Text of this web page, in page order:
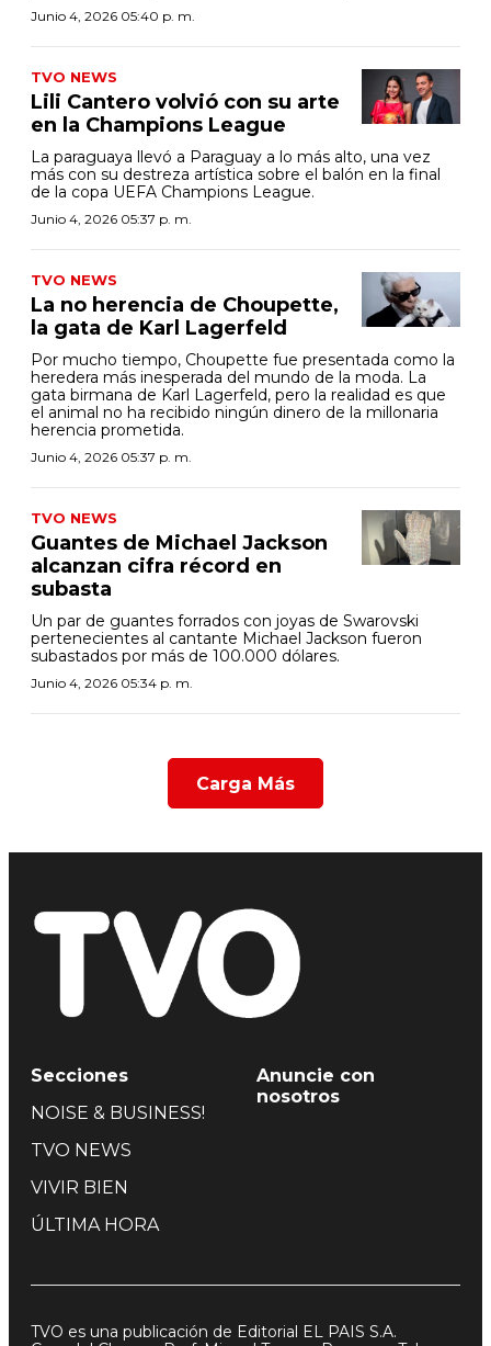
Junio 4, 2026 05:40 p. m.
TVO NEWS
Lili Cantero volvió con su arte
en la Champions League
La paraguaya llevó a Paraguay a lo más alto, una vez
más con su destreza artística sobre el balón en la final
de la copa UEFA Champions League.
Junio 4, 2026 05:37 p. m.
TVO NEWS
La no herencia de Choupette,
la gata de Karl Lagerfeld
Por mucho tiempo, Choupette fue presentada como la
heredera más inesperada del mundo de la moda. La
gata birmana de Karl Lagerfeld, pero la realidad es que
el animal no ha recibido ningún dinero de la millonaria
herencia prometida.
Junio 4, 2026 05:37 p. m.
TVO NEWS
Guantes de Michael Jackson
alcanzan cifra récord en
subasta
Un par de guantes forrados con joyas de Swarovski
pertenecientes al cantante Michael Jackson fueron
subastados por más de 100.000 dólares.
Junio 4, 2026 05:34 p. m.
Carga Más
Secciones
NOISE & BUSINESS!
TVO NEWS
VIVIR BIEN
ÚLTIMA HORA
Anuncie con
nosotros
TVO es una publicación de Editorial EL PAIS S.A.